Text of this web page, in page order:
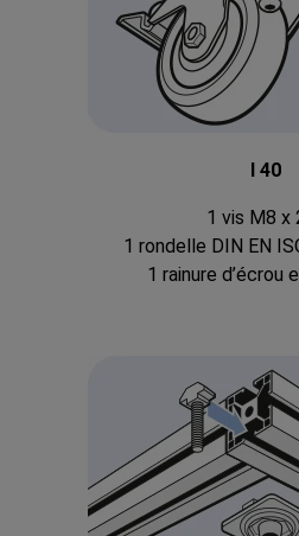
I 40
1 vis M8 x
1 rondelle DIN EN
1 rainure d’écrou